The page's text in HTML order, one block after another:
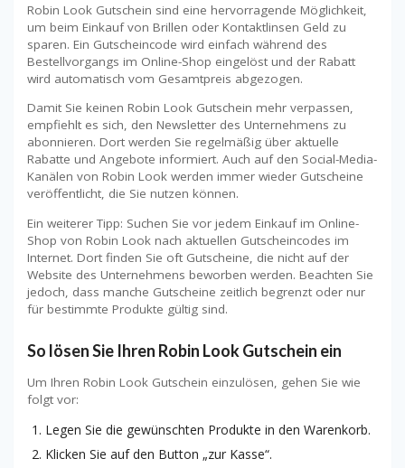
Robin Look Gutschein sind eine hervorragende Möglichkeit,
um beim Einkauf von Brillen oder Kontaktlinsen Geld zu
sparen. Ein Gutscheincode wird einfach während des
Bestellvorgangs im Online-Shop eingelöst und der Rabatt
wird automatisch vom Gesamtpreis abgezogen.
Damit Sie keinen Robin Look Gutschein mehr verpassen,
empfiehlt es sich, den Newsletter des Unternehmens zu
abonnieren. Dort werden Sie regelmäßig über aktuelle
Rabatte und Angebote informiert. Auch auf den Social-Media-
Kanälen von Robin Look werden immer wieder Gutscheine
veröffentlicht, die Sie nutzen können.
Ein weiterer Tipp: Suchen Sie vor jedem Einkauf im Online-
Shop von Robin Look nach aktuellen Gutscheincodes im
Internet. Dort finden Sie oft Gutscheine, die nicht auf der
Website des Unternehmens beworben werden. Beachten Sie
jedoch, dass manche Gutscheine zeitlich begrenzt oder nur
für bestimmte Produkte gültig sind.
So lösen Sie Ihren Robin Look Gutschein ein
Um Ihren Robin Look Gutschein einzulösen, gehen Sie wie
folgt vor:
Legen Sie die gewünschten Produkte in den Warenkorb.
Klicken Sie auf den Button „zur Kasse“.